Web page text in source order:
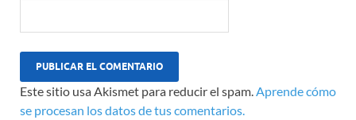
Este sitio usa Akismet para reducir el spam.Aprende cómo
se procesan los datos de tus comentarios.